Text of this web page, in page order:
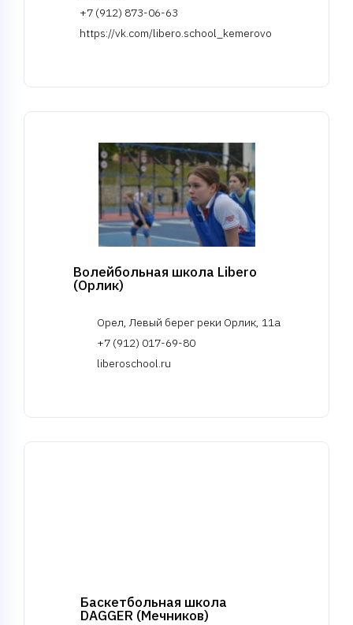
+7 (912) 873-06-63
https://vk.com/libero.school_kemerovo
Волейбольная школа Libero
(Орлик)
Орел, Левый берег реки Орлик, 11а
+7 (912) 017-69-80
liberoschool.ru
Баскетбольная школа
DAGGER (Мечников)